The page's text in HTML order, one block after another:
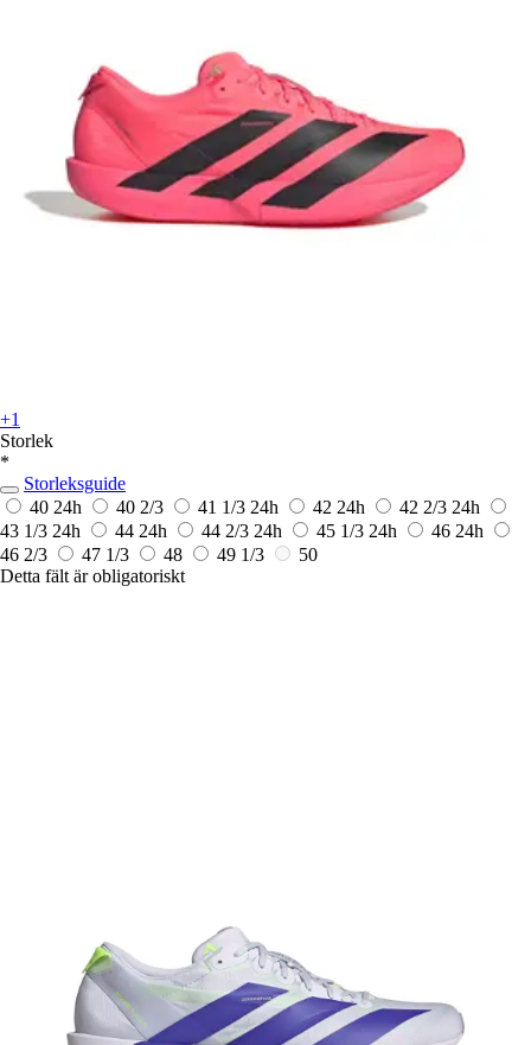
+1
Storlek
*
Storleksguide
40 24h 40 2/3 41 1/3 24h 42 24h 42 2/3 24h
43 1/3 24h 44 24h 44 2/3 24h 45 1/3 24h 46 24h
46 2/3
47 1/3 48 49 1/3
50
Detta fält är obligatoriskt